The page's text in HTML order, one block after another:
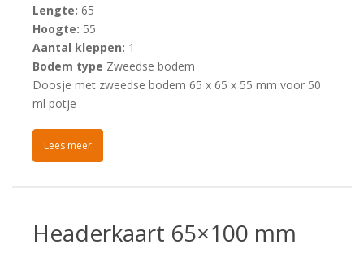
Lengte: 65
Hoogte: 55
Aantal kleppen: 1
Bodem type Zweedse bodem
Doosje met zweedse bodem 65 x 65 x 55 mm voor 50
ml potje
Lees meer
Headerkaart 65×100 mm